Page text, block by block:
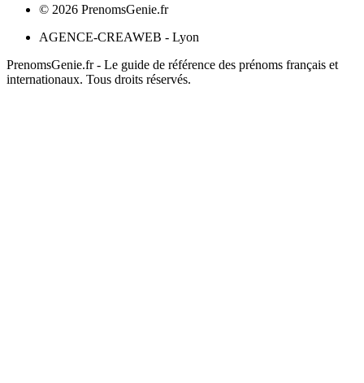
© 2026 PrenomsGenie.fr
AGENCE-CREAWEB - Lyon
PrenomsGenie.fr - Le guide de référence des prénoms français et
internationaux. Tous droits réservés.